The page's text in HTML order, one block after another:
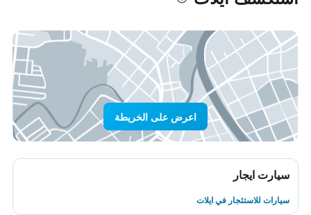
اعرض على الخريطة
سيارت ايجار
سيارات للاستئجار في ايلات